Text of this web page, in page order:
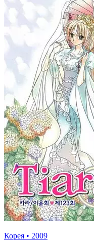
Корея • 2009